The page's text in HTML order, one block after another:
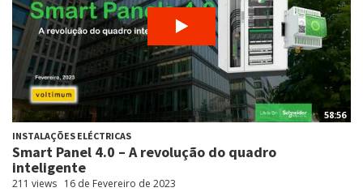
58:56
INSTALAÇÕES ELÉCTRICAS
Smart Panel 4.0 – A revolução do quadro
inteligente
211 views 16 de Fevereiro de 2023